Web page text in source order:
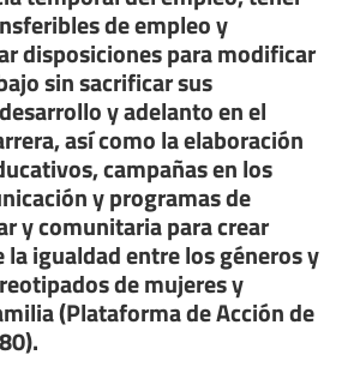
de empleo y
disposiciones para modificar
sin sacrificar sus
y adelanto en el
así como la elaboración
campañas en los
y programas de
y comunitaria para crear
la igualdad entre los géneros y
de mujeres y
(Plataforma de Acción de